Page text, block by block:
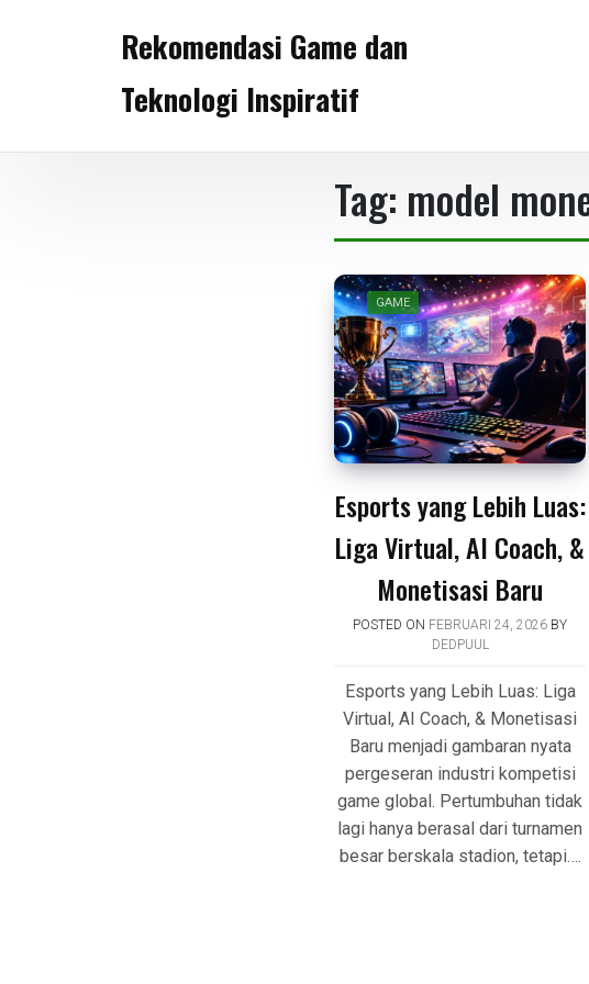
Rekomendasi Game dan
Teknologi Inspiratif
Tag: model
GAME
Esports yang Lebih Luas:
Liga Virtual, AI Coach, &
Monetisasi Baru
POSTED ON FEBRUARI 24, 2026 BY
DEDPUUL
Esports yang Lebih Luas: Liga
Virtual, AI Coach, & Monetisasi
Baru menjadi gambaran nyata
pergeseran industri kompetisi
game global. Pertumbuhan tidak
lagi hanya berasal dari turnamen
besar berskala stadion, tetapi….